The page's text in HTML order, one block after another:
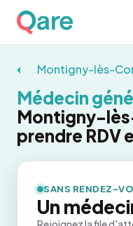
Montigny-lès-
Médecin
Montigny-
prendre RDV
SANS RENDEZ-
Un